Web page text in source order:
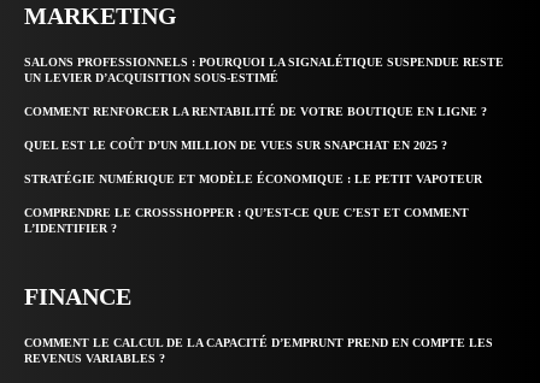
MARKETING
SALONS PROFESSIONNELS : POURQUOI LA SIGNALÉTIQUE SUSPENDUE RESTE
UN LEVIER D’ACQUISITION SOUS-ESTIMÉ
COMMENT RENFORCER LA RENTABILITÉ DE VOTRE BOUTIQUE EN LIGNE ?
QUEL EST LE COÛT D’UN MILLION DE VUES SUR SNAPCHAT EN 2025 ?
STRATÉGIE NUMÉRIQUE ET MODÈLE ÉCONOMIQUE : LE PETIT VAPOTEUR
COMPRENDRE LE CROSSSHOPPER : QU’EST-CE QUE C’EST ET COMMENT
L’IDENTIFIER ?
FINANCE
COMMENT LE CALCUL DE LA CAPACITÉ D’EMPRUNT PREND EN COMPTE LES
REVENUS VARIABLES ?